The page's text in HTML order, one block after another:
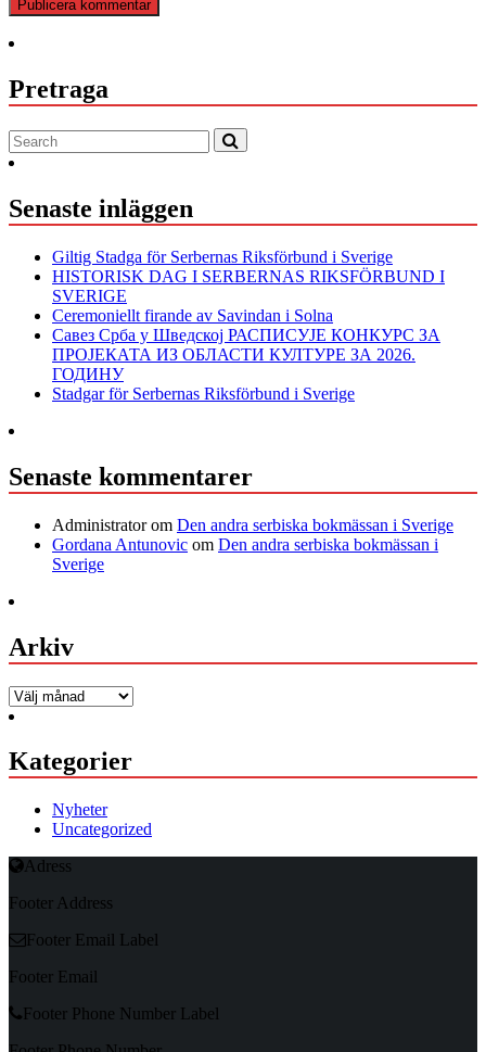
Pretraga
Senaste inläggen
Giltig Stadga för Serbernas Riksförbund i Sverige
HISTORISK DAG I SERBERNAS RIKSFÖRBUND I
SVERIGE
Ceremoniellt firande av Savindan i Solna
Савез Срба у Шведској РАСПИСУЈЕ КОНКУРС ЗА
ПРОЈЕКАТА ИЗ ОБЛАСТИ КУЛТУРЕ ЗА 2026.
ГОДИНУ
Stadgar för Serbernas Riksförbund i Sverige
Senaste kommentarer
Administratorom Den andra serbiska bokmässan i Sverige
Gordana Antunovic om Den andra serbiska bokmässan i
Sverige
Arkiv
Arkiv
Kategorier
Nyheter
Uncategorized
Adress
Footer Address
Footer Email Label
Footer Email
Footer Phone Number Label